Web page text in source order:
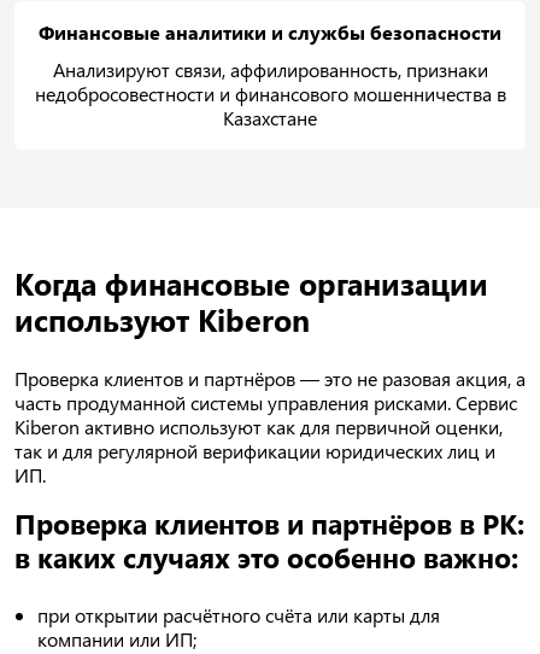
Финансовые аналитики и службы безопасности
Анализируют связи, аффилированность, признаки
недобросовестности и финансового мошенничества в
Казахстане
Когда финансовые организации
используют Kiberon
Проверка клиентов и партнёров — это не разовая акция, а
часть продуманной системы управления рисками. Сервис
Kiberon активно используют как для первичной оценки,
так и для регулярной верификации юридических лиц и
ИП.
Проверка клиентов и партнёров в РК:
в каких случаях это особенно важно:
при открытии расчётного счёта или карты для
компании или ИП;